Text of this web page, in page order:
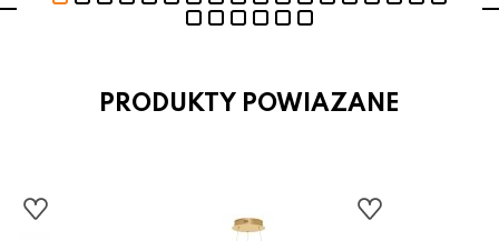
PRODUKTY POWIAZANE